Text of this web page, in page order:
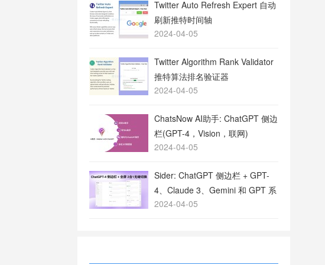
Twitter Auto Refresh Expert 自动
刷新推特时间轴
2024-04-05
Twitter Algorithm Rank Validator
推特算法排名验证器
2024-04-05
ChatsNow AI助手: ChatGPT 侧边
栏(GPT-4，Vision，联网)
2024-04-05
Sider: ChatGPT 侧边栏 + GPT-
4、Claude 3、Gemini 和 GPT 系
列
2024-04-05